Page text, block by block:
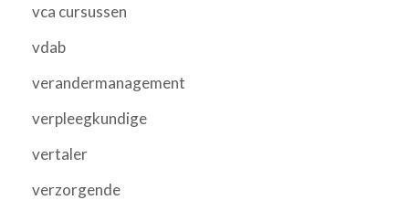
vca cursussen
vdab
verandermanagement
verpleegkundige
vertaler
verzorgende